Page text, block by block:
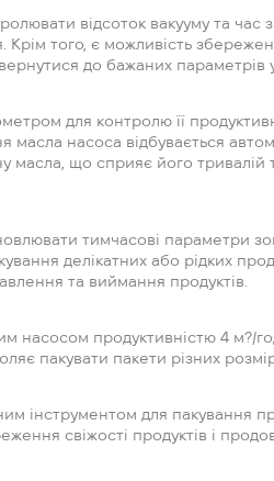
відсоток вакууму та час
Крім того, є можливість
до бажаних параметрів
для контролю її
насоса відбувається
масла, що сприяє його тривалій
тимчасові параметри
делікатних або рідких
та виймання продуктів.
насосом продуктивністю 4 м?/
пакувати пакети різних
інструментом для пакування
свіжості продуктів і